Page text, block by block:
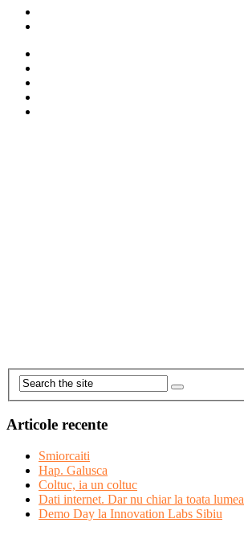
Articole recente
Smiorcaiti
Hap. Galusca
Coltuc, ia un coltuc
Dati internet. Dar nu chiar la toata lumea
Demo Day la Innovation Labs Sibiu